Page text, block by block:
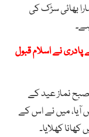
بھائی سڑک کی
پادری نے اسلام قبول
صبح نماز عید کے
آیا، میں نے اس کے
کھلایا۔